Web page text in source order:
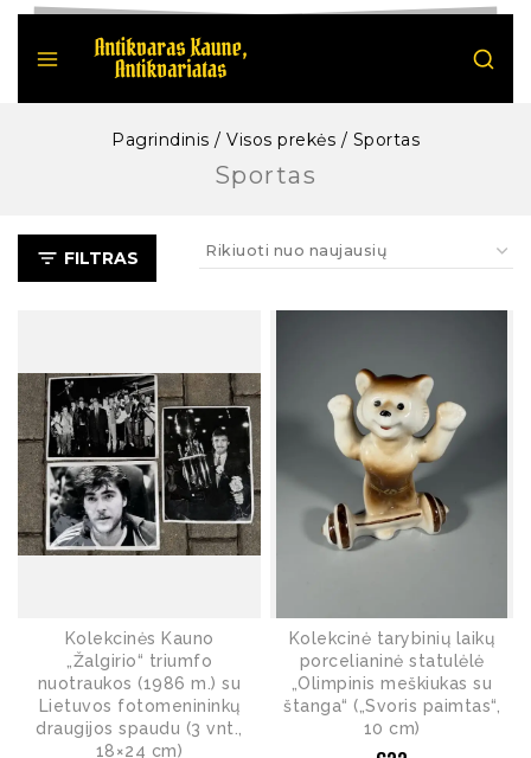
Pagrindinis / Visos prekės / Sportas
Sportas
FILTRAS
Kolekcinės Kauno
„Žalgirio“ triumfo
nuotraukos (1986 m.) su
Lietuvos fotomenininkų
draugijos spaudu (3 vnt.,
18×24 cm)
Kolekcinė tarybinių laikų
porcelianinė statulėlė
„Olimpinis meškiukas su
štanga“ („Svoris paimtas“,
10 cm)